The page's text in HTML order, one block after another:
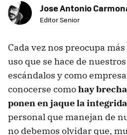
Jose Antonio
Editor Senior
Cada vez nos preocupa
uso que se hace de
escándalos y como
conocerse comohay
ponen en jaque la
personal que manejan de
no debemos olvidar que,